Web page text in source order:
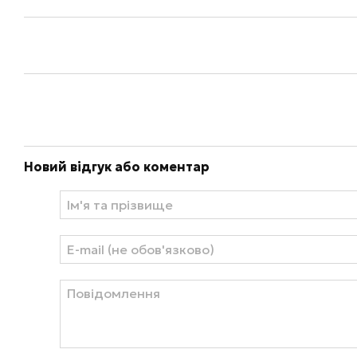
Новий відгук або коментар